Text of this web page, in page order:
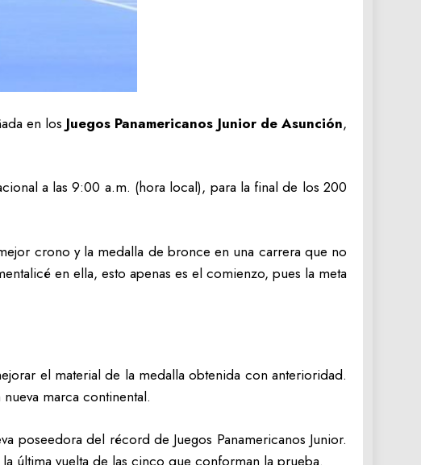
en los Juegos Panamericanos Junior de Asunción,
a las 9:00 a.m. (hora local), para la final de los 200
crono y la medalla de bronce en una carrera que no
en ella, esto apenas es el comienzo, pues la meta
el material de la medalla obtenida con anterioridad.
marca continental.
del récord de Juegos Panamericanos Junior.
última vuelta de las cinco que conforman la prueba.